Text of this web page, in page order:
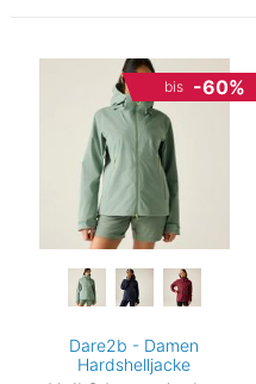
bis -60%
Dare2b - Damen
Hardshelljacke